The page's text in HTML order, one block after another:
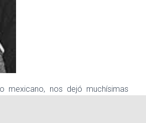
mexicano, nos dejó muchísimas